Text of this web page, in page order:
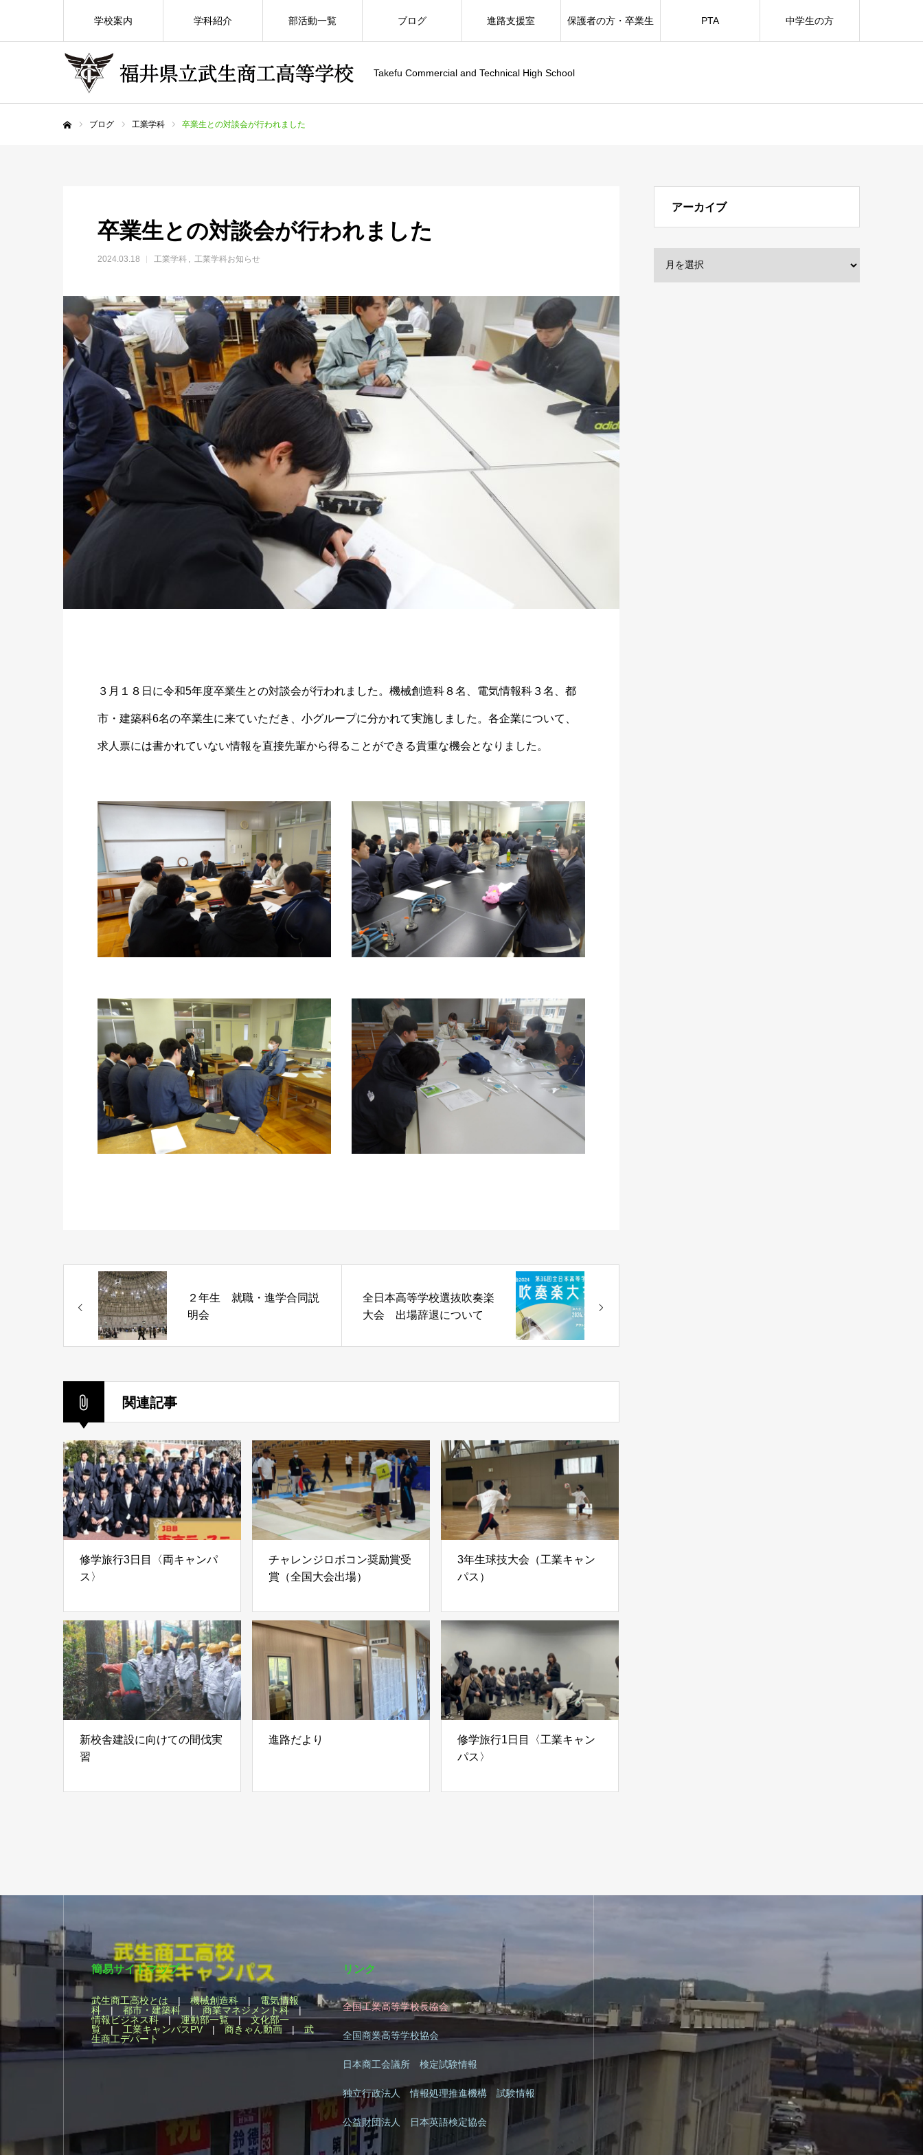
Takefu Commercial and Technical High School
学校案内 学科紹介 部活動一覧 ブログ 進路支援室 保護者の方・卒業生 PTA 中学生の方
ブログ 工業学科 卒業生との対談会が行われました
卒業生との対談会が行われました
2024.03.18 工業学科 工業学科お知らせ
３月１８日に令和5年度卒業生との対談会が行われました。機械創造科８名、電気情報科３名、都
市・建築科6名の卒業生に来ていただき、小グループに分かれて実施しました。各企業について、
求人票には書かれていない情報を直接先輩から得ることができる貴重な機会となりました。
２年生 就職・進学合同説
明会
全日本高等学校選抜吹奏楽
大会 出場辞退について
関連記事
修学旅行3日目〈両キャンパ
ス〉
チャレンジロボコン奨励賞受
賞（全国大会出場）
3年生球技大会（工業キャン
パス）
新校舎建設に向けての間伐実
習
進路だより
修学旅行1日目〈工業キャン
パス〉
アーカイブ
簡易サイトマップ
武生商工高校とは| 機械創造科 | 電気情報
科 | 都市・建築科 | 商業マネジメント科|
情報ビジネス科|運動部一覧|文化部一
覧 | 工業キャンパスPV| 商きゃん動画 |武
生商工デパート
リンク
全国工業高等学校長協会
全国商業高等学校協会
日本商工会議所 検定試験情報
独立行政法人 情報処理推進機構 試験情報
公益財団法人 日本英語検定協会